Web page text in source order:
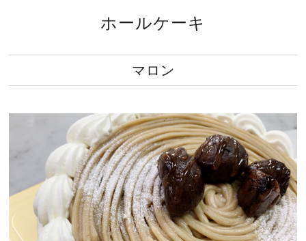
ホールケーキ
マロン